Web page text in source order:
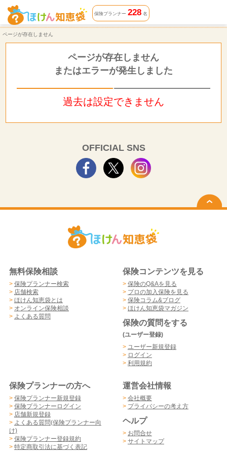
ページが存在しません | ほけん知恵袋
保険プランナー 228名
ページが存在しません
ページが存在しません
またはエラーが発生しました
過去は設定できません
OFFICIAL SNS
無料保険相談
> 保険プランナー検索
> 店舗検索
> ほけん知恵袋とは
> オンライン保険相談
> よくある質問
保険コンテンツを見る
> 保険のQ&Aを見る
> プロの加入保険を見る
> 保険コラム&ブログ
> ほけん知恵袋マガジン
保険の質問をする
(ユーザー登録)
> ユーザー新規登録
> ログイン
> 利用規約
保険プランナーの方へ
> 保険プランナー新規登録
> 保険プランナーログイン
> 店舗新規登録
> よくある質問(保険プランナー向
け)
> 保険プランナー登録規約
> 特定商取引法に基づく表記
運営会社情報
> 会社概要
> プライバシーの考え方
ヘルプ
> お問合せ
> サイトマップ